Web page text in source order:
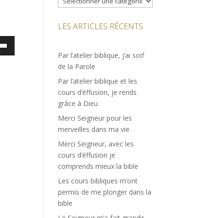
LES ARTICLES RÉCENTS
Par l’atelier biblique, j’ai soif
de la Parole
Par l’atelier biblique et les
cours d’éffusion, je rends
grâce à Dieu
Merci Seigneur pour les
merveilles dans ma vie
Merci Seigneur, avec les
cours d’éffusion je
comprends mieux la bible
Les cours bibliques m’ont
permis de me plonger dans la
bible